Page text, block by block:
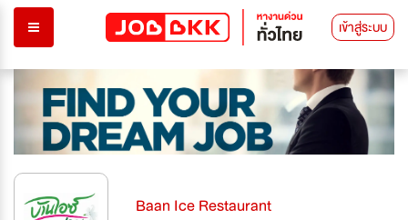
เข้าสู่ระบบ
Baan Ice Restaurant